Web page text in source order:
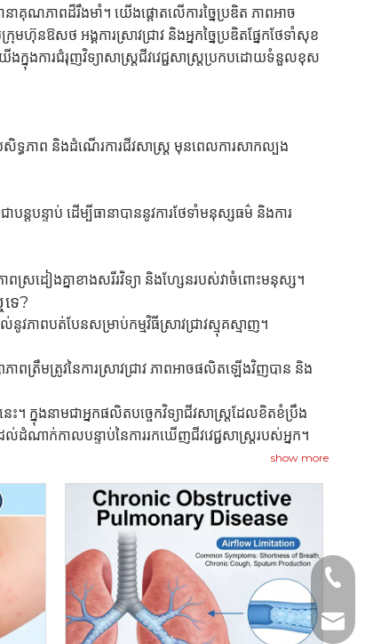
គុណភាពដ៏រឹងមាំ។ យើងផ្តោតលើការច្នៃប្រឌិត ភាពអាច
នឱសថ អង្គការស្រាវជ្រាវ និងអ្នកច្នៃប្រឌិតផ្នែកថែទាំសុខ
នុងការជំរុញវិទ្យាសាស្ត្រជីវវេជ្ជសាស្ត្រប្រកបដោយទំនួលខុស
សិទ្ធភាព និងដំណើរការជីវសាស្រ្ត មុនពេលការសាកល្បង
បន្ទាប់ ដើម្បីធានាបាននូវការថែទាំមនុស្សធម៌ និងការ
ដៀងគ្នាខាងសរីរវិទ្យា និងហ្សែនរបស់វាចំពោះមនុស្ស។
េ?
វភាពបត់បែនសម្រាប់កម្មវិធីស្រាវជ្រាវស្មុគស្មាញ។
ត្រឹមត្រូវនៃការស្រាវជ្រាវ ភាពអាចផលិតឡើងវិញបាន និង
។ ក្នុងនាមជាអ្នកផលិតបច្ចេកវិទ្យាជីវសាស្ត្រដែលខិតខំប្រឹង
ណាក់កាលបន្ទាប់នៃការរកឃើញជីវវេជ្ជសាស្ត្ររបស់អ្នក។
show more
+1
+86-